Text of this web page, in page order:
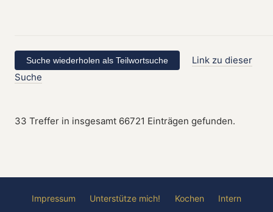
Link zu dieser
Suche
33 Treffer in insgesamt 66721 Einträgen gefunden.
Impressum Unterstütze mich! Kochen Intern